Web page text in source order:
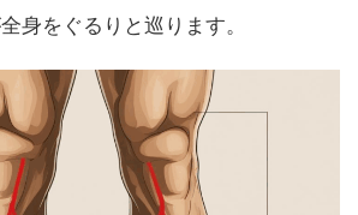
身をぐるりと巡ります。